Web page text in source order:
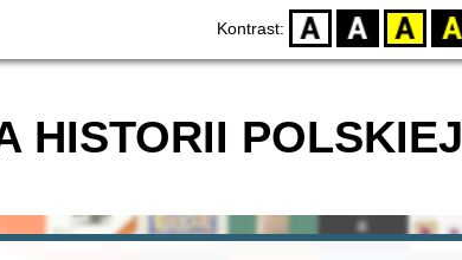
Kontrast: D BW YB BY
HISTORII POLSKIEJ